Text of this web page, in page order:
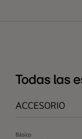
Todas las
ACCESORIO
Básico